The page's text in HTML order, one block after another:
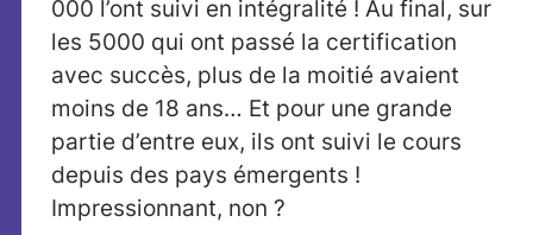
000 l’ont suivi en intégralité ! Au final, sur
les 5000 qui ont passé la certification
avec succès, plus de la moitié avaient
moins de 18 ans… Et pour une grande
partie d’entre eux, ils ont suivi le cours
depuis des pays émergents !
Impressionnant, non ?